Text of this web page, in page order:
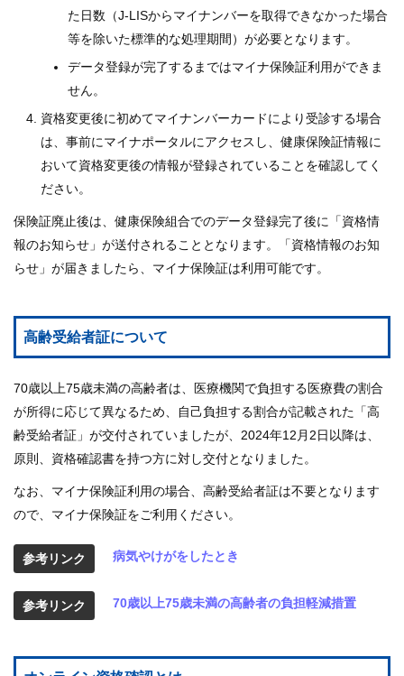
た日数（J-LISからマイナンバーを取得できなかった場合
等を除いた標準的な処理期間）が必要となります。
データ登録が完了するまではマイナ保険証利用ができま
せん。
資格変更後に初めてマイナンバーカードにより受診する場合
は、事前にマイナポータルにアクセスし、健康保険証情報に
おいて資格変更後の情報が登録されていることを確認してく
ださい。
保険証廃止後は、健康保険組合でのデータ登録完了後に「資格情
報のお知らせ」が送付されることとなります。「資格情報のお知
らせ」が届きましたら、マイナ保険証は利用可能です。
高齢受給者証について
70歳以上75歳未満の高齢者は、医療機関で負担する医療費の割合
が所得に応じて異なるため、自己負担する割合が記載された「高
齢受給者証」が交付されていましたが、2024年12月2日以降は、
原則、資格確認書を持つ方に対し交付となりました。
なお、マイナ保険証利用の場合、高齢受給者証は不要となります
ので、マイナ保険証をご利用ください。
参考リンク 病気やけがをしたとき
参考リンク 70歳以上75歳未満の高齢者の負担軽減措置